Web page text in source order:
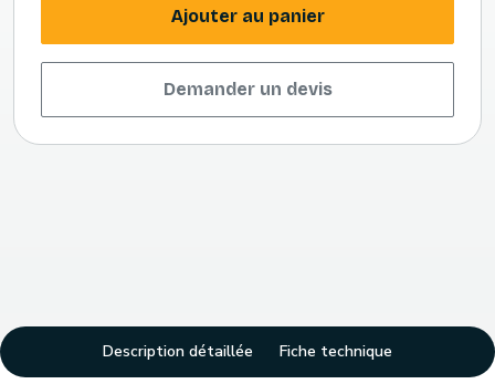
Ajouter au panier
Demander un devis
Description détaillée Fiche technique